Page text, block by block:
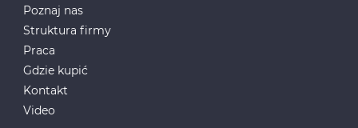
Poznaj nas
Struktura firmy
Praca
Gdzie kupić
Kontakt
Video